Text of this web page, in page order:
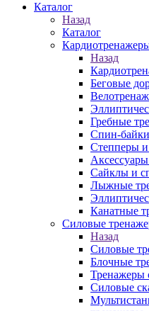
Каталог
Назад
Каталог
Назад
Беговые
Гребные
Спин-
Степперы
Сайклы и
Лыжные
Канатные
Силовые
Назад
Силовые
Блочные
Тренажеры
Силовые